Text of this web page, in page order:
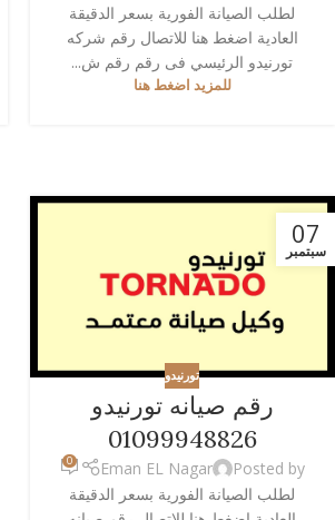
لطلب الصيانة الفورية بسعر الدقيقة
العادية اضغط هنا للاتصال رقم شركه
تورنيدو الرئيسي فى رقم رقم ش...
للمزيد اضغط هنا
07
سبتمبر
تورنيدو
رقم صيانه تورنيدو
01099948826
Posted by
Eman EL Nagar
0
لطلب الصيانة الفورية بسعر الدقيقة